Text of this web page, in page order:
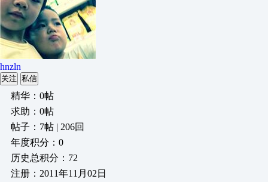
hnzln
关注 私信
精华：0帖
求助：0帖
帖子：7帖 | 206回
年度积分：0
历史总积分：72
注册：2011年11月02日